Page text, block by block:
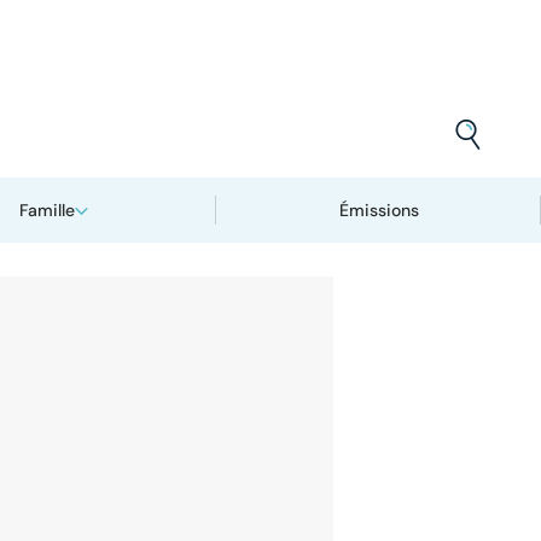
Famille Émissions